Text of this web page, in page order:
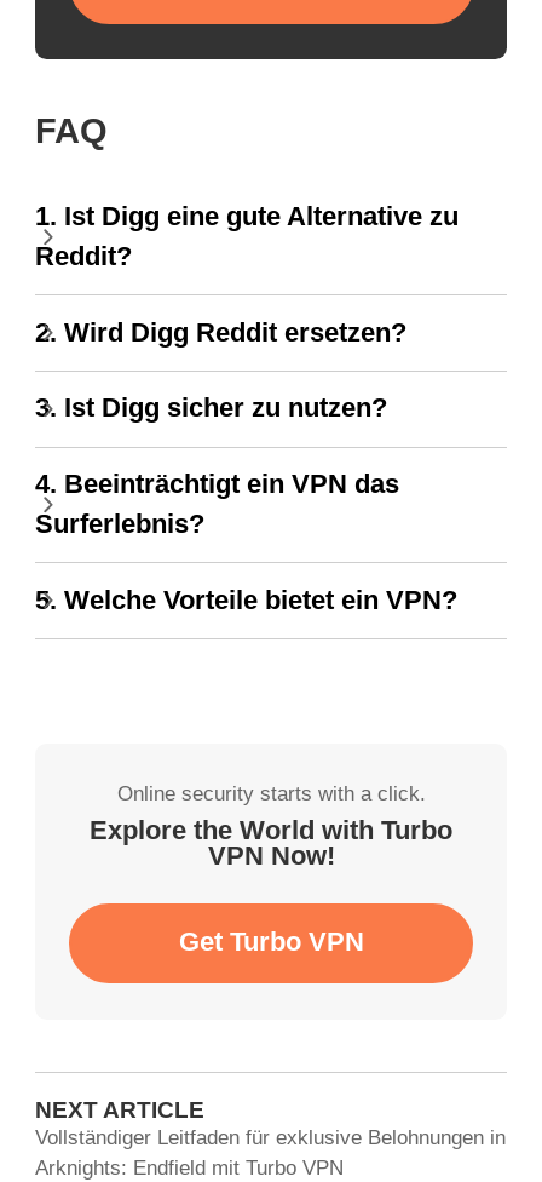
FAQ
1. Ist Digg eine gute Alternative zu
Reddit?
2. Wird Digg Reddit ersetzen?
3. Ist Digg sicher zu nutzen?
4. Beeinträchtigt ein VPN das
Surferlebnis?
5. Welche Vorteile bietet ein VPN?
Online security starts with a click.
Explore the World with Turbo
VPN Now!
Get Turbo VPN
NEXT ARTICLE
Vollständiger Leitfaden für exklusive Belohnungen in
Arknights: Endfield mit Turbo VPN